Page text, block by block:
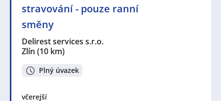
stravování - pouze ranní
směny
Delirest services s.r.o.
Zlín (10 km)
Plný úvazek
včerejší